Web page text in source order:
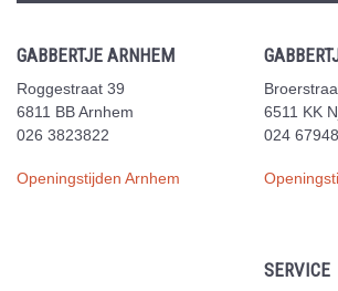
GABBERTJE ARNHEM
Roggestraat 39
6811 BB Arnhem
026 3823822
Openingstijden Arnhem
6511 KK
024
SERVICE